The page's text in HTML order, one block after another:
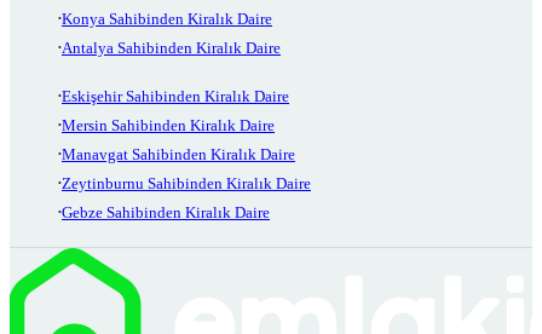
Konya Sahibinden Kiralık Daire
Antalya Sahibinden Kiralık Daire
Eskişehir Sahibinden Kiralık Daire
Mersin Sahibinden Kiralık Daire
Manavgat Sahibinden Kiralık Daire
Zeytinburnu Sahibinden Kiralık Daire
Gebze Sahibinden Kiralık Daire